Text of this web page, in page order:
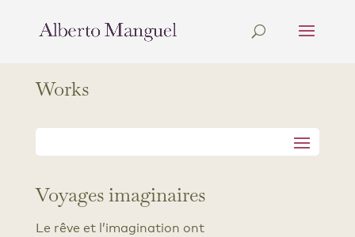
Works
Voyages imaginaires
Le rêve et l’imagination ont